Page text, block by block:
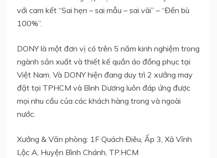
với cam kết “Sai hẹn – sai mẫu – sai vãi” – “Đền bù
100%”.
DONY là một đơn vị có trên 5 năm kinh nghiệm trong
ngành sản xuất và thiết kế quần áo đồng phục tại
Việt Nam. Và DONY hiện đang duy trì 2 xưởng may
đặt tại TPHCM và Bình Dương luôn đáp ứng được
mọi nhu cầu của các khách hàng trong và ngoài
nước.
Xưởng & Văn phòng: 1F Quách Điêu, Ấp 3, Xã Vĩnh
Lộc A, Huyện Bình Chánh, TP.HCM